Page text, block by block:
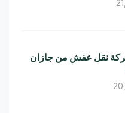
11 شركة نقل عفش من جازان